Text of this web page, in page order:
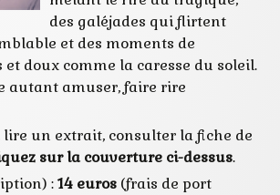
des galéjades qui flirtent
et des moments de
et doux comme la caresse du soleil.
autant amuser, faire rire
lire un extrait, consulter la fiche de
sur la couverture ci-dessus.
:14 euros (frais de port